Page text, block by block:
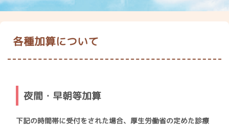
各種加算について
夜間・早朝等加算
下記の時間帯に受付をされた場合、厚生労働省の定めた診療